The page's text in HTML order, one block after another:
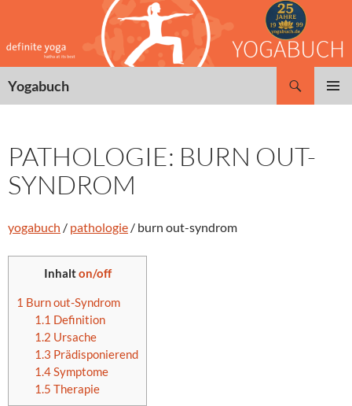
springen
Yogabuch
PATHOLOGIE: BURN OUT-
SYNDROM
yogabuch / pathologie / burn out-syndrom
Inhalton/off
1 Burn out-Syndrom
1.1 Definition
1.2 Ursache
1.3 Prädisponierend
1.4Symptome
1.5 Therapie